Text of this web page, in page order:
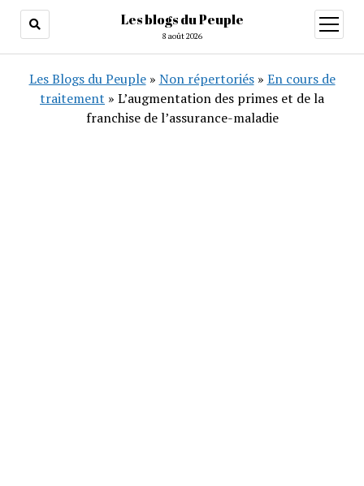
Les blogs du Peuple
8 août 2026
ouvrir
menu
Les Blogs du Peuple» Non répertoriés» En cours de
traitement » L’augmentation des primes et de la
franchise de l’assurance-maladie